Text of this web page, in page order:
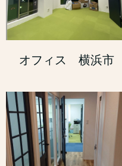
オフィス 横浜市